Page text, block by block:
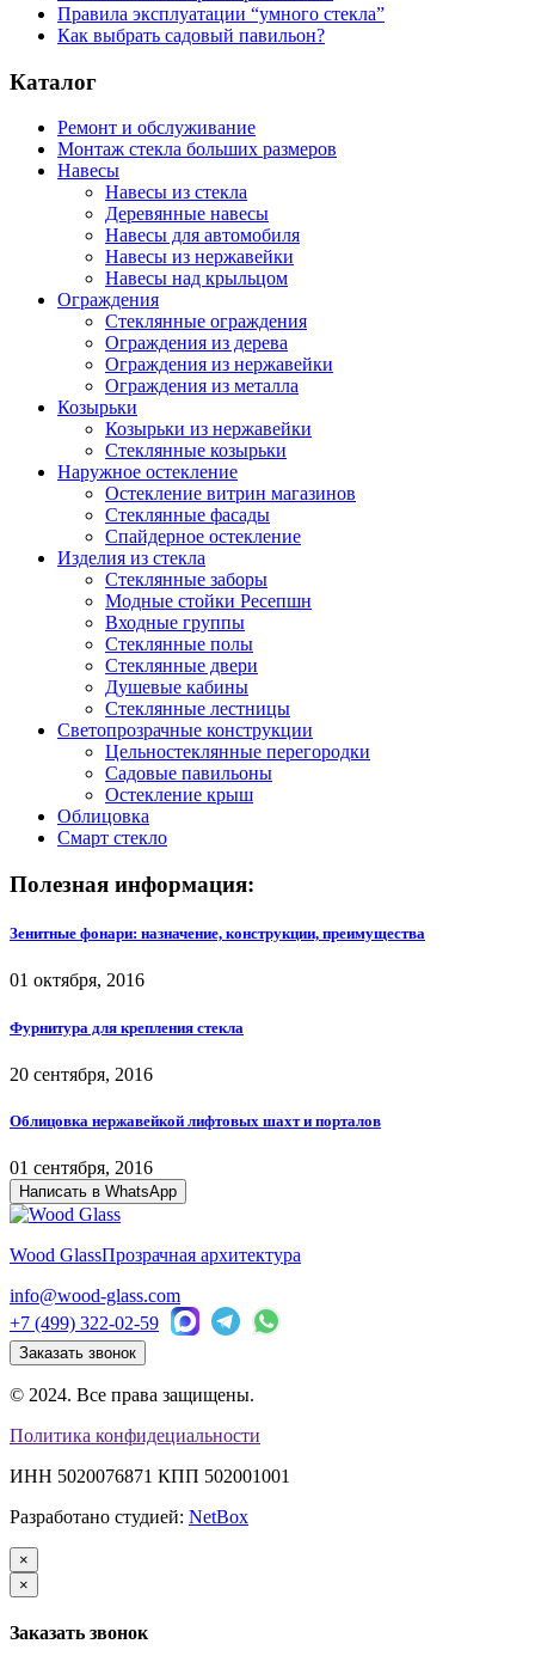
Правила эксплуатации “умного стекла”
Как выбрать садовый павильон?
Каталог
Ремонт и обслуживание
Монтаж стекла больших размеров
Навесы
Навесы из стекла
Деревянные навесы
Навесы для автомобиля
Навесы из нержавейки
Навесы над крыльцом
Ограждения
Стеклянные ограждения
Ограждения из дерева
Ограждения из нержавейки
Ограждения из металла
Козырьки
Козырьки из нержавейки
Стеклянные козырьки
Наружное остекление
Остекление витрин магазинов
Стеклянные фасады
Спайдерное остекление
Изделия из стекла
Стеклянные заборы
Модные стойки Ресепшн
Входные группы
Стеклянные полы
Стеклянные двери
Душевые кабины
Стеклянные лестницы
Светопрозрачные конструкции
Цельностеклянные перегородки
Садовые павильоны
Остекление крыш
Облицовка
Смарт стекло
Полезная информация:
Зенитные фонари: назначение, конструкции, преимущества
01 октября, 2016
Фурнитура для крепления стекла
20 сентября, 2016
Облицовка нержавейкой лифтовых шахт и порталов
01 сентября, 2016
Написать в WhatsApp
Wood GlassПрозрачная архитектура
info@wood-glass.com
+7 (499) 322-02-59
Заказать звонок
© 2024. Все права защищены.
Политика конфидециальности
ИНН 5020076871 КПП 502001001
Разработано студией: NetBox
×
×
Заказать звонок